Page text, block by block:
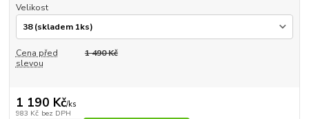
Velikost
Cena před
slevou
1 490 Kč
1 190 Kč/ks
983 Kč bez DPH